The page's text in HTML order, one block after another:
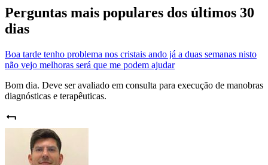
Perguntas mais populares dos últimos 30
dias
Boa tarde tenho problema nos cristais ando já a duas semanas nisto
não vejo melhoras será que me podem ajudar
Bom dia. Deve ser avaliado em consulta para execução de manobras
diagnósticas e terapêuticas.